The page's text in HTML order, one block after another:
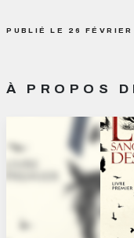
PUBLIÉ LE 26
À PROPOS